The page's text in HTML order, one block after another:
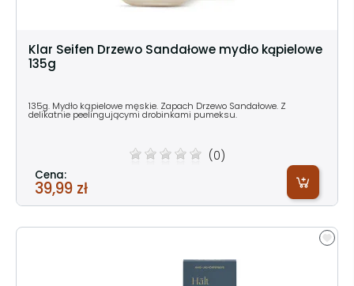
Klar Seifen Drzewo Sandałowe mydło kąpielowe
135g
135g. Mydło kąpielowe męskie. Zapach Drzewo Sandałowe. Z
delikatnie peelingującymi drobinkami pumeksu.
(0)
Cena:
39,99 zł